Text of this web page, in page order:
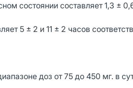
состоянии составляет 1,3 ±
5 ± 2 и 11 ± 2 часов
доз от 75 до 450 мг. в